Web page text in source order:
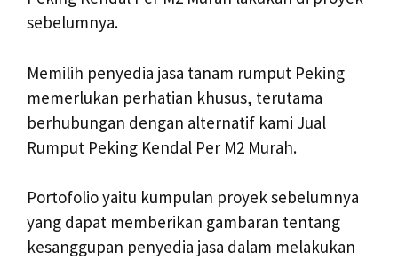
sebelumnya.
Memilih penyedia jasa tanam rumput Peking
memerlukan perhatian khusus, terutama
berhubungan dengan alternatif kami Jual
Rumput Peking Kendal Per M2 Murah.
Portofolio yaitu kumpulan proyek sebelumnya
yang dapat memberikan gambaran tentang
kesanggupan penyedia jasa dalam melakukan